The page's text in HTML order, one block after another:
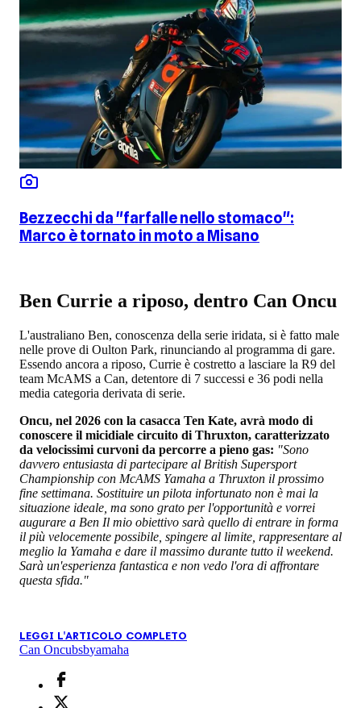
Bezzecchi da "farfalle nello stomaco":
Marco è tornato in moto a Misano
Ben Currie a riposo, dentro Can Oncu
L'australiano Ben, conoscenza della serie iridata, si è fatto male
nelle prove di Oulton Park, rinunciando al programma di gare.
Essendo ancora a riposo, Currie è costretto a lasciare la R9 del
team McAMS a Can, detentore di 7 successi e 36 podi nella
media categoria derivata di serie.
Oncu, nel 2026 con la casacca Ten Kate, avrà modo di
conoscere il micidiale circuito di Thruxton, caratterizzato
da velocissimi curvoni da percorre a pieno gas: "Sono
davvero entusiasta di partecipare al British Supersport
Championship con McAMS Yamaha a Thruxton il prossimo
fine settimana. Sostituire un pilota infortunato non è mai la
situazione ideale, ma sono grato per l'opportunità e vorrei
augurare a Ben Il mio obiettivo sarà quello di entrare in forma
il più velocemente possibile, spingere al limite, rappresentare al
meglio la Yamaha e dare il massimo durante tutto il weekend.
Sarà un'esperienza fantastica e non vedo l'ora di affrontare
questa sfida."
LEGGI L'ARTICOLO COMPLETO
Can Oncubsbyamaha